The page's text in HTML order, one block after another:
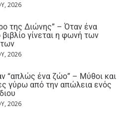
2026
της Διώνης” – Όταν ένα
βιβλίο γίνεται η φωνή των
2026
“απλώς ένα ζώο” – Μύθοι και
γύρω από την απώλεια ενός
2026